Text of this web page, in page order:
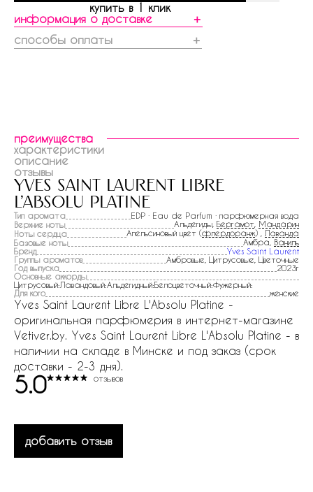
купить в 1 клик
информация о доставке
＋
способы оплаты
＋
преимущества
характеристики
описание
отзывы
yves saint laurent libre
l'absolu platine
Тип аромата
EDP · Eau de Parfum · парфюмерная вода
Верхние ноты
Альдегиды, Бергамот Мандарин
Ноты сердца
Апельсиновый цвет (флердоранж) , Лаванда
Базовые ноты
Амбра, Ваниль
Бренд
Yves Saint Laurent
Группы ароматов
Амбровые, Цитрусовые, Цветочные
Год выпуска
2023г
Основные аккорды
Цитрусовый:Лавандовый:Альдегидный:Белоцветочный:Фужерный:
Для кого
женские
Yves Saint Laurent Libre L'Absolu Platine -
оригинальная парфюмерия в интернет-магазине
Vetiver.by. Yves Saint Laurent Libre L'Absolu Platine - в
наличии на складе в Минске и под заказ (срок
доставки - 2-3 дня).
5.0 отзывов
добавить отзыв